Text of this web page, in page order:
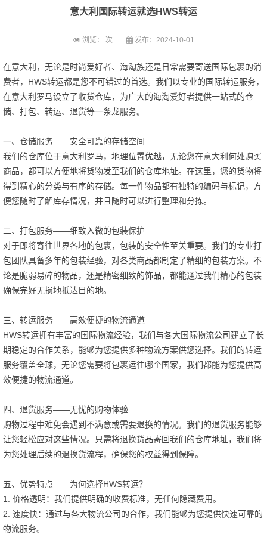
意大利国际转运就选HWS转运
浏览： 次 发布：2024-10-01
在意大利，无论是时尚爱好者、海淘族还是日常需要寄送国际包裹的消
费者，HWS转运都是您不可错过的首选。我们以专业的国际转运服务，
在意大利罗马设立了收货仓库，为广大的海淘爱好者提供一站式的仓
储、打包、转运、退货等一条龙服务。
一、仓储服务——安全可靠的存储空间
我们的仓库位于意大利罗马，地理位置优越，无论您在意大利何处购买
商品，都可以方便地将货物发至我们的仓库地址。在这里，您的货物将
得到精心的分类与有序的存储。每一件物品都有独特的编码与标记，方
便您随时了解库存情况，并且随时可以进行整理和分拣。
二、打包服务——细致入微的包装保护
对于即将寄往世界各地的包裹，包装的安全性至关重要。我们的专业打
包团队具备多年的包装经验，对各类商品都制定了精细的包装方案。不
论是脆弱易碎的物品，还是精密细致的饰品，都能通过我们精心的包装
确保完好无损地抵达目的地。
三、转运服务——高效便捷的物流通道
HWS转运拥有丰富的国际物流经验，我们与各大国际物流公司建立了长
期稳定的合作关系，能够为您提供多种物流方案供您选择。我们的转运
服务覆盖全球，无论您需要将包裹运往哪个国家，我们都能为您提供高
效便捷的物流通道。
四、退货服务——无忧的购物体验
购物过程中难免会遇到不满意或需要退换的情况。我们的退货服务能够
让您轻松应对这些情况。只需将退换货品寄回我们的仓库地址，我们将
为您处理后续的退换货流程，确保您的权益得到保障。
五、优势特点——为何选择HWS转运？
1. 价格透明：我们提供明确的收费标准，无任何隐藏费用。
2. 速度快：通过与各大物流公司的合作，我们能够为您提供快速可靠的
物流服务。